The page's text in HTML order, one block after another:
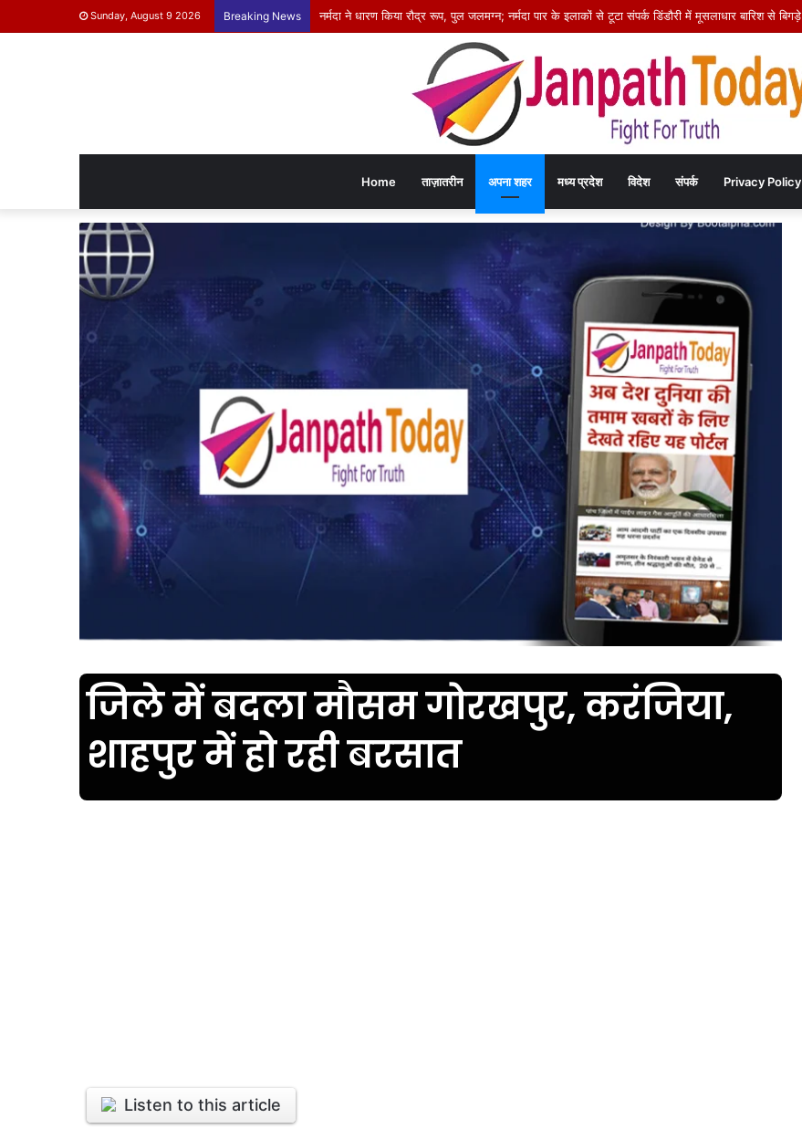
Sunday, August 9 2026 Breaking News मुख्यमंत्री जनविश्वास कार्यक्रम में 14 आश्रितों को मिले अनुकंपा नियुक्ति आदेश, खिले चेहरे
Home ताज़ातरीन अपना शहर मध्य प्रदेश विदेश संपर्क Privacy Policy
जिले में बदला मौसम गोरखपुर, करंजिया,
शाहपुर में हो रही बरसात
Listen to this article